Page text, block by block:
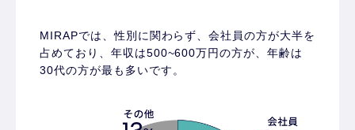
MIRAPでは、性別に関わらず、会社員の方が大半を
占めており、 年収は500~600万円の方が、年齢は
30代の方が最も多いです。